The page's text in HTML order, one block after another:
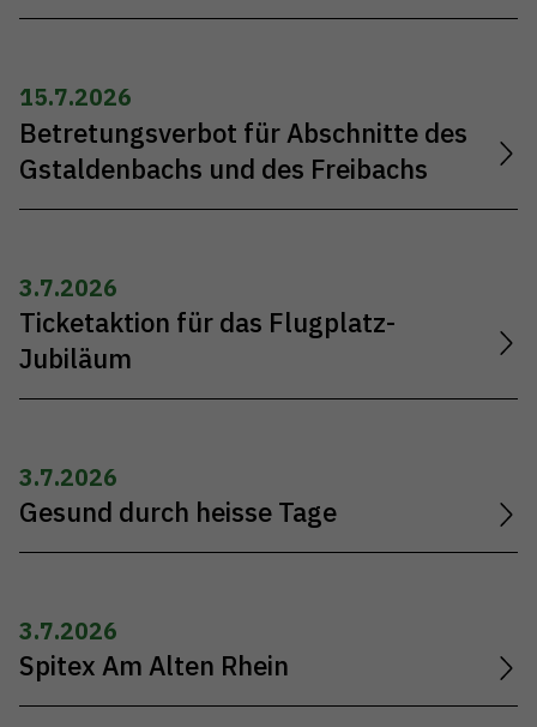
15.7.2026
Betretungsverbot für Abschnitte des
Gstaldenbachs und des Freibachs
3.7.2026
Ticketaktion für das Flugplatz-
Jubiläum
3.7.2026
Gesund durch heisse Tage
3.7.2026
Spitex Am Alten Rhein